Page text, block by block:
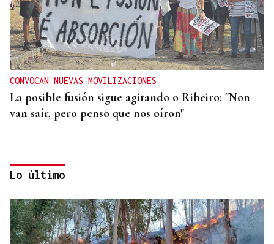
CONVOCAN NUEVAS MOVILIZACIONES
La posible fusión sigue agitando o Ribeiro: "Non
van saír, pero penso que nos oíron"
Lo último